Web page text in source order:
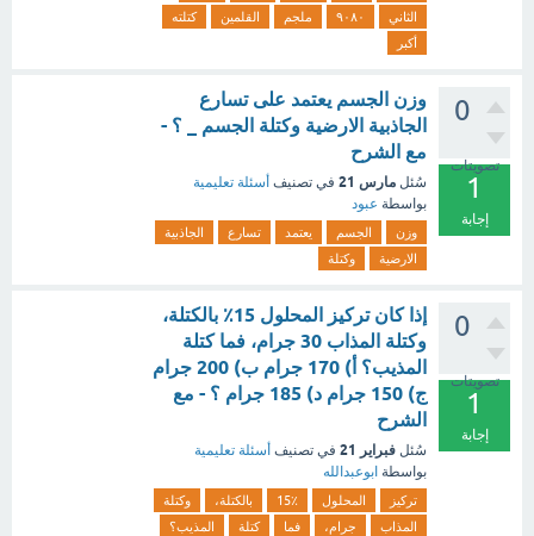
الثاني
٩٠٨٠ ملجم القلمين
كتلته
أكبر
0
تصويتات
1
إجابة
وزن الجسم يعتمد على تسارع
الجاذبية الارضية وكتلة الجسم _ ؟ -
مع الشرح
سُئل مارس 21 في تصنيف أسئلة تعليمية
بواسطة عبود
وزن الجسم يعتمد تسارع
الجاذبية
الارضية
وكتلة
0
تصويتات
1
إجابة
إذا كان تركيز المحلول 15٪ بالكتلة،
وكتلة المذاب 30 جرام، فما كتلة
المذيب؟ أ) 170 جرام ب) 200 جرام
ج) 150 جرام د) 185 جرام ؟ - مع
الشرح
سُئل فبراير 21 في تصنيف أسئلة تعليمية
بواسطة ابوعبدالله
تركيز المحلول 15٪ بالكتلة،
وكتلة
المذاب
جرام، فما كتلة
المذيب؟